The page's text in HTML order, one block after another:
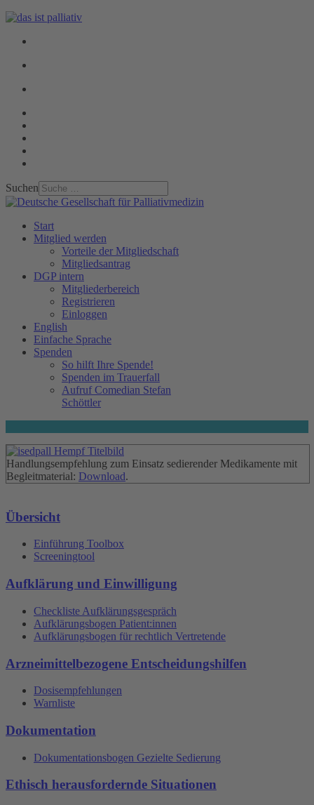
Suchen
Start
Mitglied werden
Vorteile der Mitgliedschaft
Mitgliedsantrag
DGP intern
Mitgliederbereich
Registrieren
Einloggen
English
Einfache Sprache
Spenden
So hilft Ihre Spende!
Spenden im Trauerfall
Aufruf Comedian Stefan
Schöttler
Handlungsempfehlung zum Einsatz sedierender Medikamente mit
Begleitmaterial: Download.
Übersicht
Einführung Toolbox
Screeningtool
Aufklärung und Einwilligung
Checkliste Aufklärungsgespräch
Aufklärungsbogen Patient:innen
Aufklärungsbogen für rechtlich Vertretende
Arzneimittelbezogene Entscheidungshilfen
Dosisempfehlungen
Warnliste
Dokumentation
Dokumentationsbogen Gezielte Sedierung
Ethisch herausfordernde Situationen